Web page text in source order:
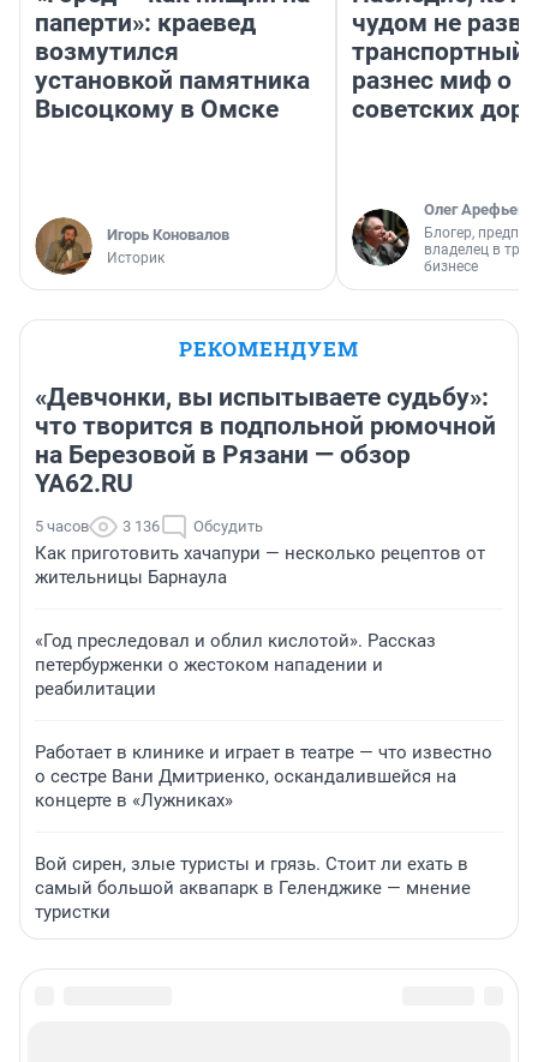
паперти»: краевед
возмутился
установкой памятника
Высоцкому в Омске
Игорь Коновалов
Историк
чудом не
транспортный
разнес миф о
советских
Олег Арефьев
Блогер,
владелец в
бизнесе
РЕКОМЕНДУЕМ
«Девчонки, вы испытываете судьбу»:
что творится в подпольной рюмочной
на Березовой в Рязани — обзор
YA62.RU
5 часов 3 136 Обсудить
Как приготовить хачапури — несколько рецептов от
жительницы Барнаула
«Год преследовал и облил кислотой». Рассказ
петербурженки о жестоком нападении и
реабилитации
Работает в клинике и играет в театре — что известно
о сестре Вани Дмитриенко, оскандалившейся на
концерте в «Лужниках»
Вой сирен, злые туристы и грязь. Стоит ли ехать в
самый большой аквапарк в Геленджике — мнение
туристки